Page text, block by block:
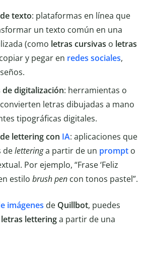
texto: plataformas en línea que
un texto común en una
(como letras cursivas o letras
y pegar en redes sociales,
digitalización: herramientas o
letras dibujadas a mano
tipográficas digitales.
lettering con IA: aplicaciones que
deletteringa partir de un prompt o
Por ejemplo, “Frase ‘Feliz
estilo brush pen con tonos pastel”.
imágenes de Quillbot, puedes
letras letteringa partir de una